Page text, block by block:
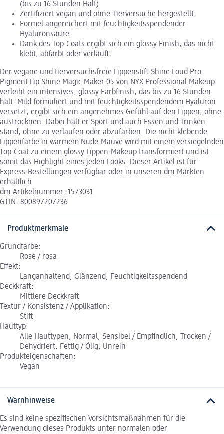
(bis zu 16 Stunden Halt)
Zertifiziert vegan und ohne Tierversuche hergestellt
Formel angereichert mit feuchtigkeitsspendender
Hyaluronsäure
Dank des Top-Coats ergibt sich ein glossy Finish, das nicht
klebt, abfärbt oder verläuft
Der vegane und tierversuchsfreie Lippenstift Shine Loud Pro
Pigment Lip Shine Magic Maker 05 von NYX Professional Makeup
verleiht ein intensives, glossy Farbfinish, das bis zu 16 Stunden
hält. Mild formuliert und mit feuchtigkeitsspendendem Hyaluron
versetzt, ergibt sich ein angenehmes Gefühl auf den Lippen, ohne
austrocknen. Dabei hält er Sport und auch Essen und Trinken
stand, ohne zu verlaufen oder abzufärben. Die nicht klebende
Lippenfarbe in warmem Nude-Mauve wird mit einem versiegelnden
Top-Coat zu einem glossy Lippen-Makeup transformiert und ist
somit das Highlight eines jeden Looks. Dieser Artikel ist für
Express-Bestellungen verfügbar oder in unseren dm-Märkten
erhältlich
dm-Artikelnummer: 1573031
GTIN: 800897207236
Produktmerkmale
Grundfarbe:
Rosé / rosa
Effekt:
Langanhaltend, Glänzend, Feuchtigkeitsspendend
Deckkraft:
Mittlere Deckkraft
Textur / Konsistenz / Applikation:
Stift
Hauttyp:
Alle Hauttypen, Normal, Sensibel / Empfindlich, Trocken /
Dehydriert, Fettig / Ölig, Unrein
Produkteigenschaften:
Vegan
Warnhinweise
Es sind keine spezifischen Vorsichtsmaßnahmen für die
Verwendung dieses Produkts unter normalen oder